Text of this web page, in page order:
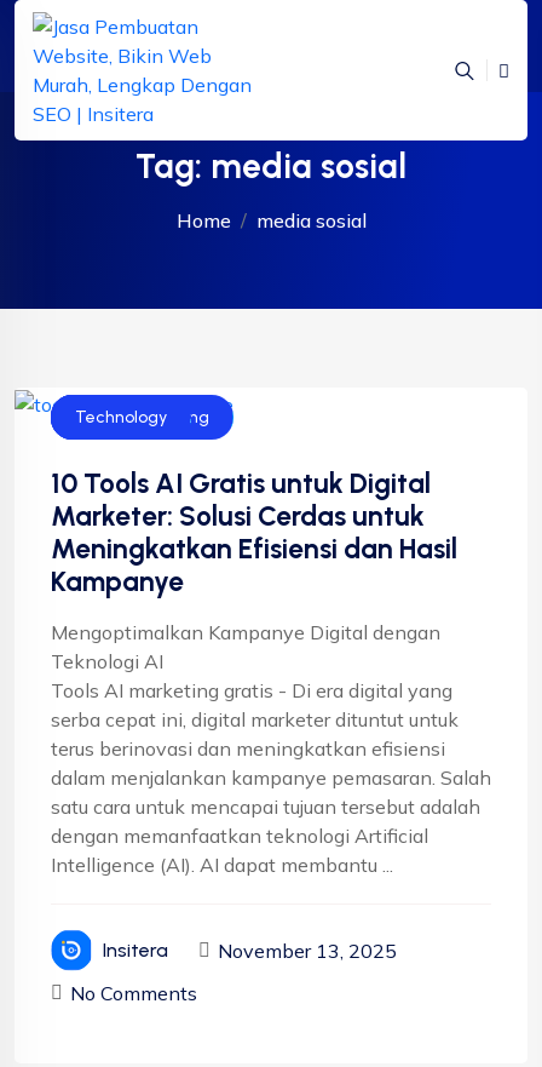
Tag: media sosial
Home media sosial
Bisnis
Digital Marketing
SEO
Technology
10 Tools AI Gratis untuk Digital
Marketer: Solusi Cerdas untuk
Meningkatkan Efisiensi dan Hasil
Kampanye
Mengoptimalkan Kampanye Digital dengan
Teknologi AI
Tools AI marketing gratis - Di era digital yang
serba cepat ini, digital marketer dituntut untuk
terus berinovasi dan meningkatkan efisiensi
dalam menjalankan kampanye pemasaran. Salah
satu cara untuk mencapai tujuan tersebut adalah
dengan memanfaatkan teknologi Artificial
Intelligence (AI). AI dapat membantu ...
Insitera
November 13, 2025
No Comments